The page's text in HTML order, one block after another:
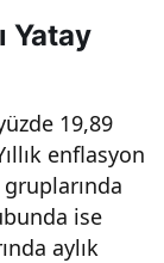
Yatay
19,89
enflasyon
ise
aylık